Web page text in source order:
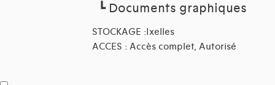
┗Documents graphiques
STOCKAGE :Ixelles
ACCES : Accès complet, Autorisé